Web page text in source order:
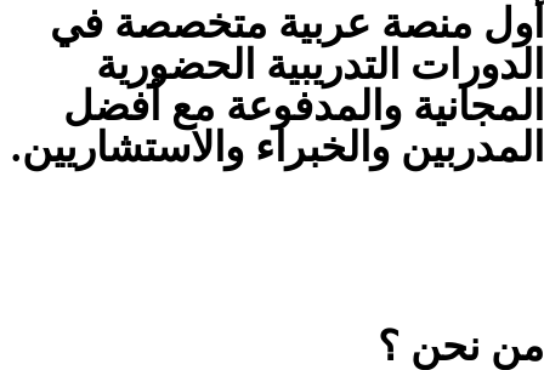
أول منصة عربية متخصصة في
الدورات التدريبية الحضورية
المجانية والمدفوعة مع أفضل
المدربين والخبراء والاستشاريين.
من نحن ؟